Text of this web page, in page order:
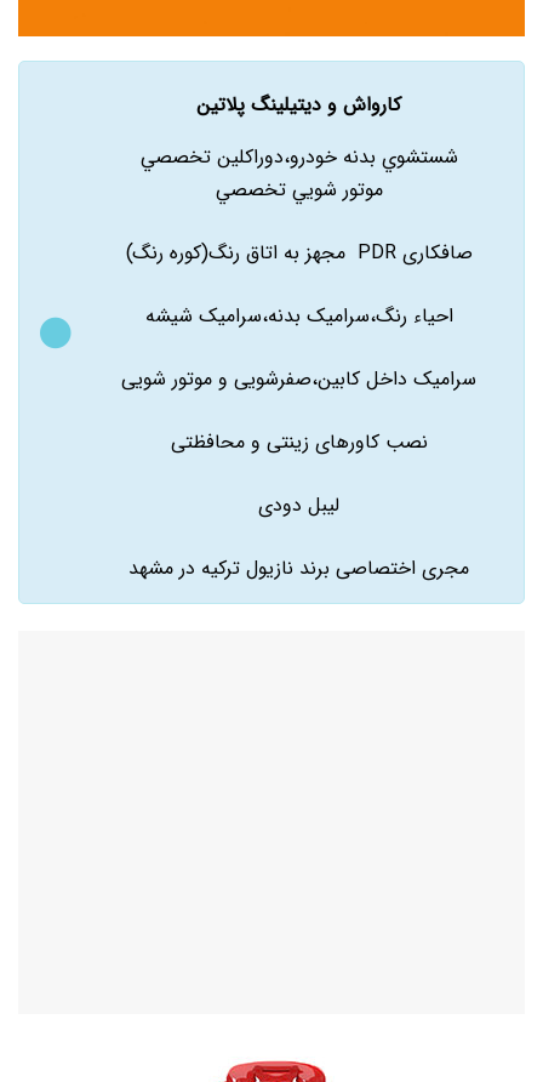
کارواش و دیتیلینگ پلاتین
شستشوي بدنه خودرو،دوراکلين تخصصي
موتور شويي تخصصي
صافکاری PDR مجهز به اتاق رنگ(کوره رنگ)
احیاء رنگ،سرامیک بدنه،سرامیک شیشه
سرامیک داخل کابین،صفرشویی و موتور شویی
نصب کاورهای زینتی و محافظتی
لیبل دودی
مجری اختصاصی برند نازیول ترکیه در مشهد